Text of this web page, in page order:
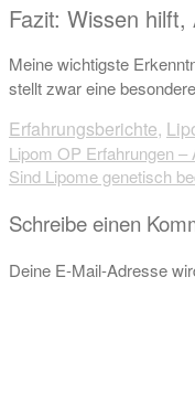
Fazit: Wissen
Meine wichtigste
stellt zwar eine
Erfahrungsberichte,
Lipom OP Erfahrungen –
Sind Lipome genetisch
Schreibe einen
Deine E-Mail-Adresse